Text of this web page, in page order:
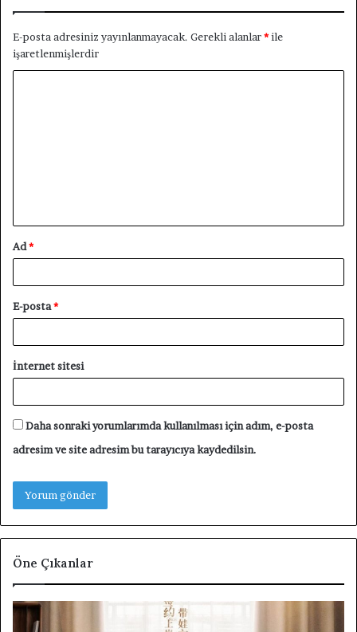
E-posta adresiniz yayınlanmayacak. Gerekli alanlar*ile
işaretlenmişlerdir
Ad*
E-posta*
İnternet sitesi
Daha sonraki yorumlarımda kullanılması için adım, e-posta
adresim ve site adresim bu tarayıcıya kaydedilsin.
Öne Çıkanlar
Unforgettable
Love